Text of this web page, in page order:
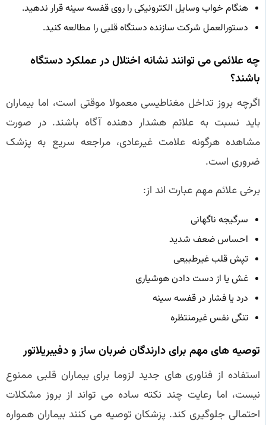
هنگام خواب وسایل الکترونیکی را روی قفسه سینه قرار ندهید.
دستورالعمل شرکت سازنده دستگاه قلبی را مطالعه کنید.
چه علائمی می توانند نشانه اختلال در عملکرد دستگاه
باشند؟
اگرچه بروز تداخل مغناطیسی معمولا موقتی است، اما بیماران
باید نسبت به علائم هشدار دهنده آگاه باشند. در صورت
مشاهده هرگونه علامت غیرعادی، مراجعه سریع به پزشک
ضروری است.
برخی علائم مهم عبارت اند از:
سرگیجه ناگهانی
احساس ضعف شدید
تپش قلب غیرطبیعی
غش یا از دست دادن هوشیاری
درد یا فشار در قفسه سینه
تنگی نفس غیرمنتظره
توصیه های مهم برای دارندگان ضربان ساز و دفیبریلاتور
استفاده از فناوری های جدید لزوما برای بیماران قلبی ممنوع
نیست، اما رعایت چند نکته ساده می تواند از بروز مشکلات
احتمالی جلوگیری کند. پزشکان توصیه می کنند بیماران همواره